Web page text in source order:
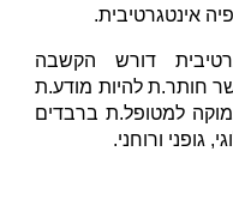
אינטגרטיבית.
דורש הקשבה
חותר.ת להיות מודע.ת
למטופל.ת ברבדים
גופני ורוחני.